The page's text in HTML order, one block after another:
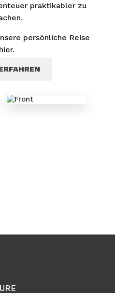
praktikabler zu
persönliche Reise
hier.